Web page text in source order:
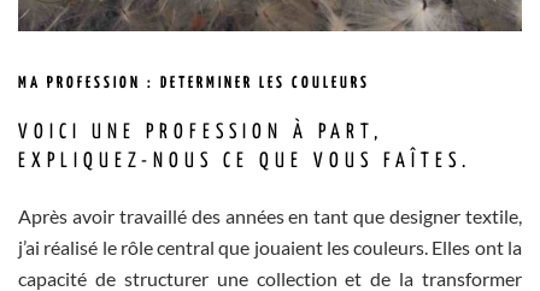
MA PROFESSION : DETERMINER LES COULEURS
VOICI UNE PROFESSION À PART,
EXPLIQUEZ-NOUS CE QUE VOUS FAÎTES.
Après avoir travaillé des années en tant que designer textile,
j’ai réalisé le rôle central que jouaient les couleurs. Elles ont la
capacité de structurer une collection et de la transformer